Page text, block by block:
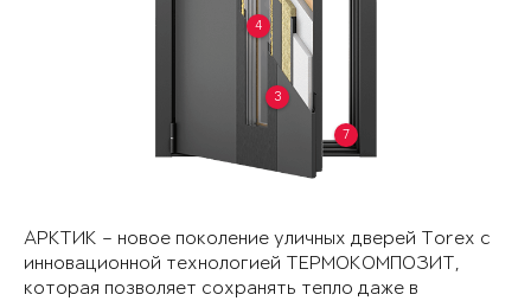
3
4
7
АРКТИК – новое поколение уличных дверей Torex с
инновационной технологией ТЕРМОКОМПОЗИТ,
которая позволяет сохранять тепло даже в